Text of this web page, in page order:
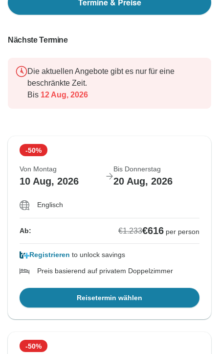
Termine & Preise
Nächste Termine
Die aktuellen Angebote gibt es nur für eine
beschränkte Zeit.
Bis 12 Aug, 2026
-50%
Von Montag
10 Aug, 2026
Bis Donnerstag
20 Aug, 2026
Englisch
Ab: €1.233€616 per person
Registrieren to unlock savings
Preis basierend auf privatem Doppelzimmer
Reisetermin wählen
-50%